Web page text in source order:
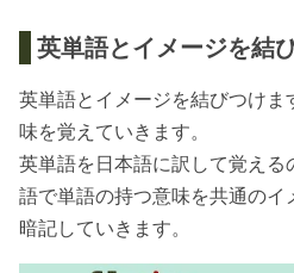
英単語とイメージを結
英単語とイメージを結びつけ
味を覚えていきます。
英単語を日本語に訳して覚え
語で単語の持つ意味を共通の
暗記していきます。